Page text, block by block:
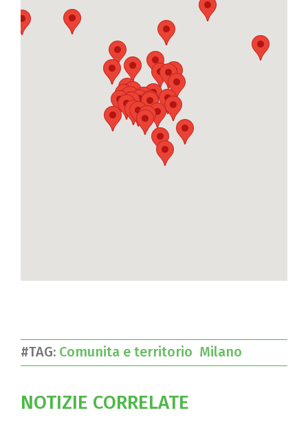
#TAG: Comunita e territorio Milano
NOTIZIE CORRELATE